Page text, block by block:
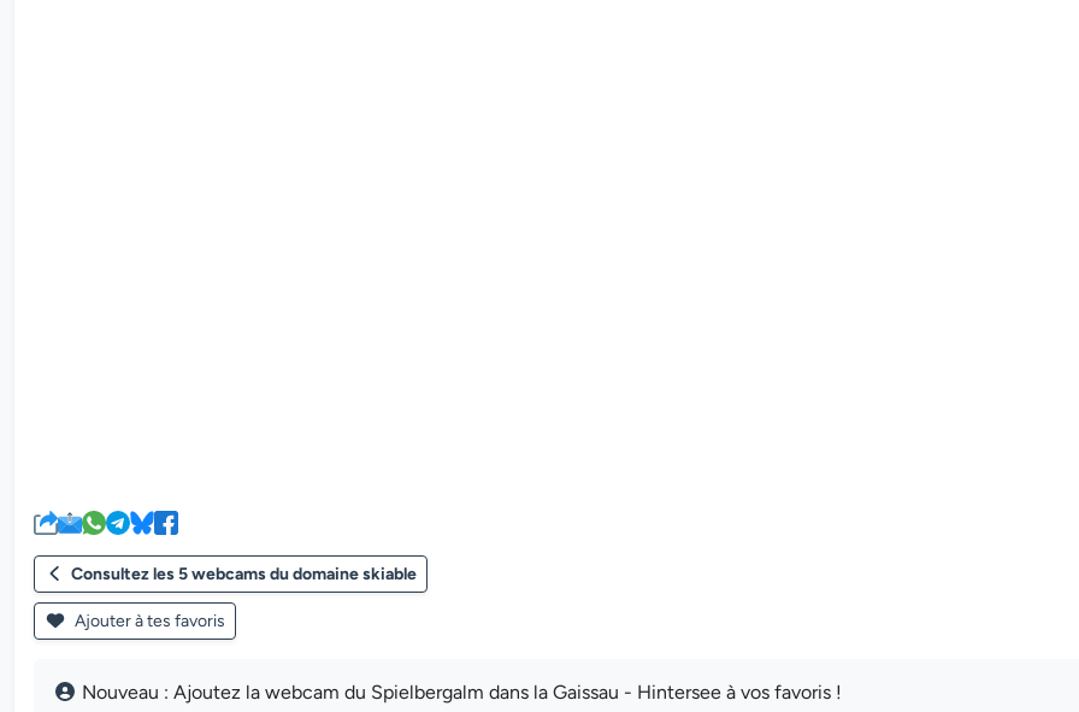
Consultez les 5 webcams du domaine skiable
Ajouter à tes favoris
Nouveau : Ajoutez la webcam du Spielbergalm dans la Gaissau - Hintersee à vos favoris !